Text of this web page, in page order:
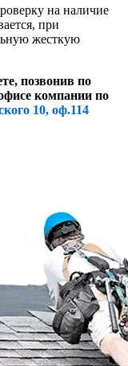
на наличие
при
жесткую
позвонив по
компании по
10, оф.114